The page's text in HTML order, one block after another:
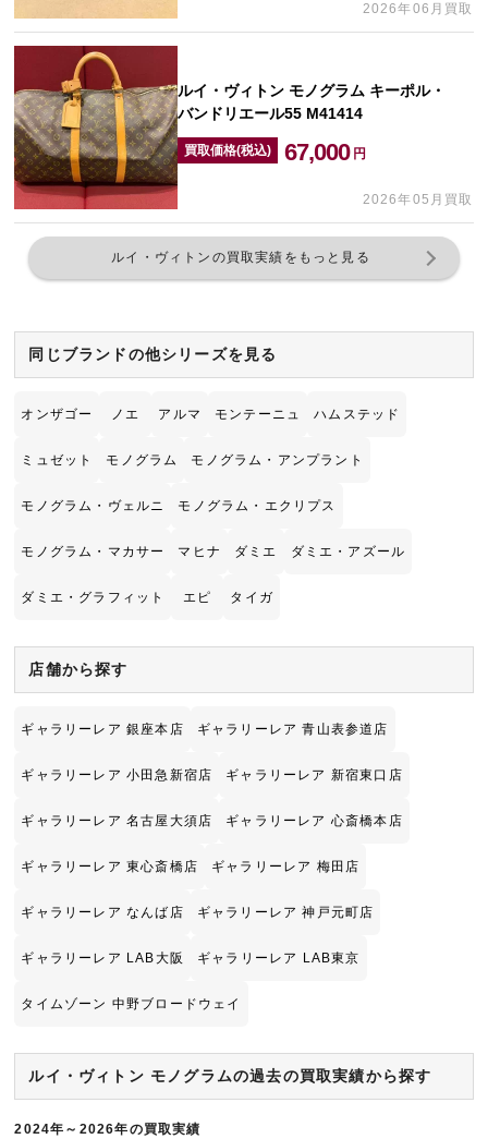
2026年06月買取
ルイ・ヴィトン モノグラム キーポル・
バンドリエール55 M41414
買取価格(税込) 67,000 円
2026年05月買取
ルイ・ヴィトンの買取実績をもっと見る
同じブランドの他シリーズを見る
オンザゴー ノエ アルマ モンテーニュ ハムステッド
ミュゼット モノグラム モノグラム・アンプラント
モノグラム・ヴェルニ モノグラム・エクリプス
モノグラム・マカサー マヒナ ダミエ ダミエ・アズール
ダミエ・グラフィット エピ タイガ
店舗から探す
ギャラリーレア 銀座本店 ギャラリーレア 青山表参道店
ギャラリーレア 小田急新宿店 ギャラリーレア 新宿東口店
ギャラリーレア 名古屋大須店 ギャラリーレア 心斎橋本店
ギャラリーレア 東心斎橋店 ギャラリーレア 梅田店
ギャラリーレア なんば店 ギャラリーレア 神戸元町店
ギャラリーレア LAB大阪 ギャラリーレア LAB東京
タイムゾーン 中野ブロードウェイ
ルイ・ヴィトン モノグラムの過去の買取実績から探す
2024年～2026年の買取実績